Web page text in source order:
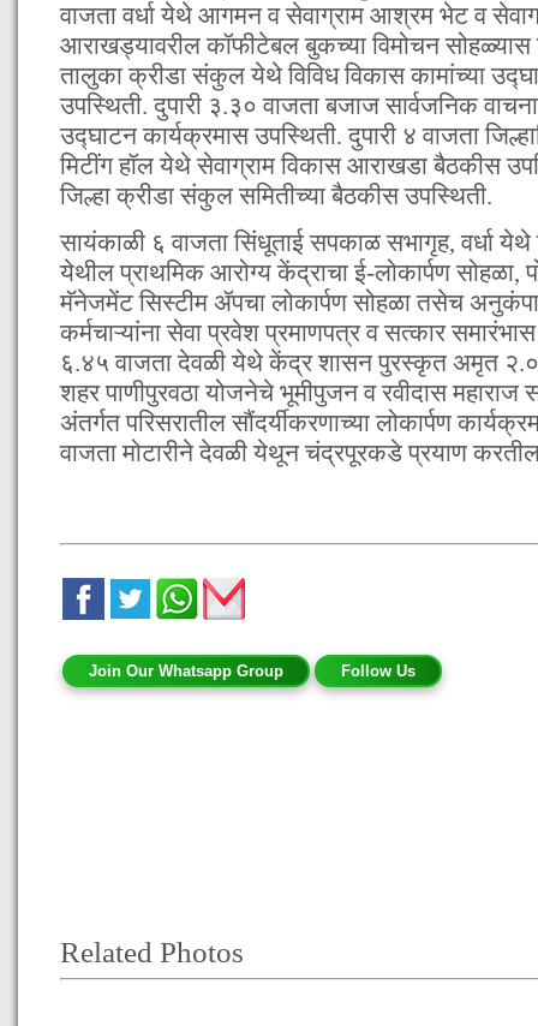
वाजता वर्धा येथे आगमन व सेवाग्राम आश्रम भेट व
आराखड्यावरील कॉफीटेबल बुकच्या विमोचन सोहळ्यास
तालुका क्रीडा संकुल येथे विविध विकास कामांच्या
उपस्थिती. दुपारी ३.३० वाजता बजाज सार्वजनिक
उद्घाटन कार्यक्रमास उपस्थिती. दुपारी ४ वाजता
मिटींग हॉल येथे सेवाग्राम विकास आराखडा बैठकीस
जिल्हा क्रीडा संकुल समितीच्या बैठकीस उपस्थिती.
सायंकाळी ६ वाजता सिंधूताई सपकाळ सभागृह, वर्धा येथे
येथील प्राथमिक आरोग्य केंद्राचा ई-लोकार्पण सोहळा,
मॅनेजमेंट सिस्टीम ॲपचा लोकार्पण सोहळा तसेच अनुकंपा
कर्मचाऱ्यांना सेवा प्रवेश प्रमाणपत्र व सत्कार
६.४५ वाजता देवळी येथे केंद्र शासन पुरस्कृत अमृत २.०
शहर पाणीपुरवठा योजनेचे भूमीपुजन व रवीदास महाराज
अंतर्गत परिसरातील सौंदर्यीकरणाच्या लोकार्पण
वाजता मोटारीने देवळी येथून चंद्रपूरकडे प्रयाण
Join Our Whatsapp Group Follow Us
Related Photos